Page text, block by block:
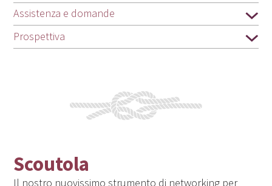
Assistenza e domande
Prospettiva
Scoutola
Il nostro nuovissimo strumento di networking per